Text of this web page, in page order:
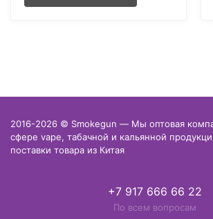
2016-2026 © Smokegun — Мы оптовая
сфере vape, табачной и кальянной
поставки товара из Китая
+7 917 666 66 22
По всем вопросам